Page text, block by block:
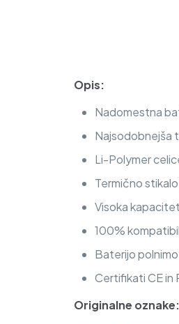
Opis:
Nadomestna
Najsodobnejša
Li-Polymer
Termično
Visoka
100%
Baterijo
Certifikati CE in
Originalne oznake: